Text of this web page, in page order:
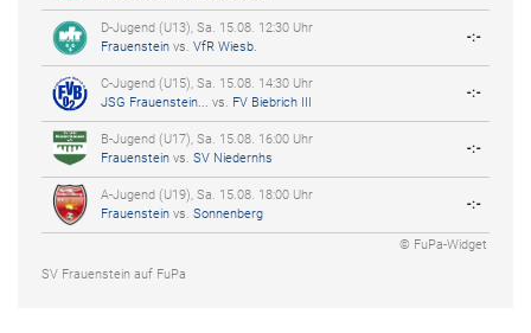
D-Jugend (U13), Sa. 15.08. 12:30 Uhr
Frauenstein vs. VfR Wiesb.
-:-
C-Jugend (U15), Sa. 15.08. 14:30 Uhr
JSG Frauenstein...
vs. FV Biebrich III
-:-
B-Jugend (U17), Sa. 15.08. 16:00 Uhr
Frauenstein vs. SV Niedernhs
-:-
A-Jugend (U19), Sa. 15.08. 18:00 Uhr
Frauenstein vs. Sonnenberg
-:-
© FuPa-Widget
SV Frauenstein auf FuPa